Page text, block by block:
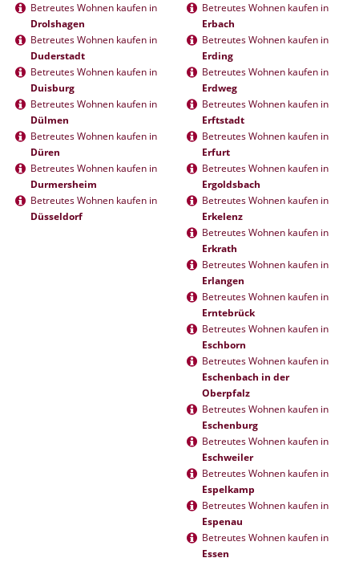
Betreutes Wohnen kaufen in
Drolshagen
Betreutes Wohnen kaufen in
Duderstadt
Betreutes Wohnen kaufen in
Duisburg
Betreutes Wohnen kaufen in
Dülmen
Betreutes Wohnen kaufen in
Düren
Betreutes Wohnen kaufen in
Durmersheim
Betreutes Wohnen kaufen in
Düsseldorf
Betreutes Wohnen kaufen in
Erbach
Betreutes Wohnen kaufen in
Erding
Betreutes Wohnen kaufen in
Erdweg
Betreutes Wohnen kaufen in
Erftstadt
Betreutes Wohnen kaufen in
Erfurt
Betreutes Wohnen kaufen in
Ergoldsbach
Betreutes Wohnen kaufen in
Erkelenz
Betreutes Wohnen kaufen in
Erkrath
Betreutes Wohnen kaufen in
Erlangen
Betreutes Wohnen kaufen in
Erntebrück
Betreutes Wohnen kaufen in
Eschborn
Betreutes Wohnen kaufen in
Eschenbach in der
Oberpfalz
Betreutes Wohnen kaufen in
Eschenburg
Betreutes Wohnen kaufen in
Eschweiler
Betreutes Wohnen kaufen in
Espelkamp
Betreutes Wohnen kaufen in
Espenau
Betreutes Wohnen kaufen in
Essen